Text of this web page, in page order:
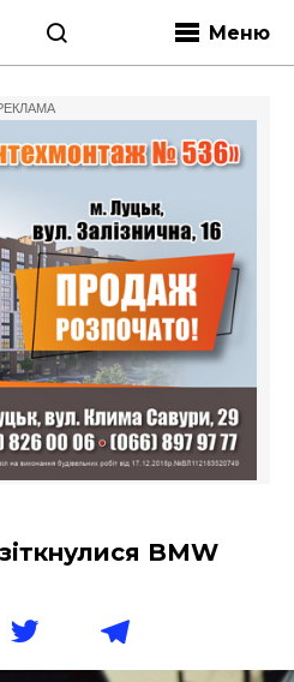
Меню
BMW